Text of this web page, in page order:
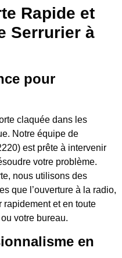
Rapide et
Serrurier à
pour
claquée dans les
Notre équipe de
est prête à intervenir
votre problème.
nous utilisons des
que l’ouverture à la radio,
rapidement et en toute
votre bureau.
en